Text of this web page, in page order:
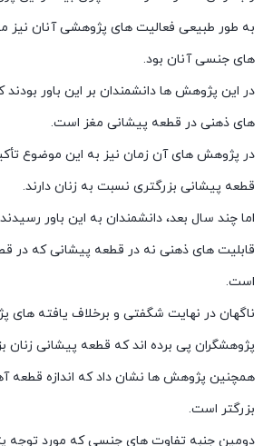
به طور طبیعی فعالیت های پژوهشی آنان نیز
های جنسی آنان بود.
در این پژوهش ها دانشمندان بر این باور بودند
های ذهنی در قطعه پیشانی مغز است.
در پژوهش های آن زمان نیز به این موضوع
قطعه پیشانی بزرگتری نسبت به زنان دارند.
اما چند سال بعد، دانشمندان به این باور
قابلیت های ذهنی نه در قطعه پیشانی که در
است.
ناگهان در نهایت شگفتی و برخلاف یافته
پژوهشگران پی برده اند که قطعه پیشانی زنان
همچنین پژوهش ها نشان داد که اندازه قطعه
بزرگتر است.
دومین جنبه تفاوت های جنسی که مورد توجه